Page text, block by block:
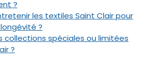
?
les textiles Saint Clair pour
?
collections spéciales ou limitées
?